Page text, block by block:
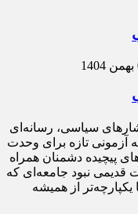
سیاسی، رسانه‌ای
آزمونی تازه برای وحدت
پیچیده دشمنان همراه
قدیمی نبود جامعه‌ای که
از همیشه